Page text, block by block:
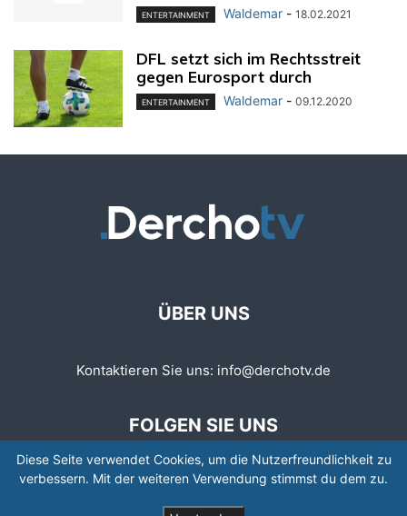
ENTERTAINMENT Waldemar - 18.02.2021
DFL setzt sich im Rechtsstreit
gegen Eurosport durch
ENTERTAINMENT Waldemar - 09.12.2020
ÜBER UNS
Kontaktieren Sie uns: info@derchotv.de
FOLGEN SIE UNS
Diese Seite verwendet Cookies, um die Nutzerfreundlichkeit zu
verbessern. Mit der weiteren Verwendung stimmst du dem zu.